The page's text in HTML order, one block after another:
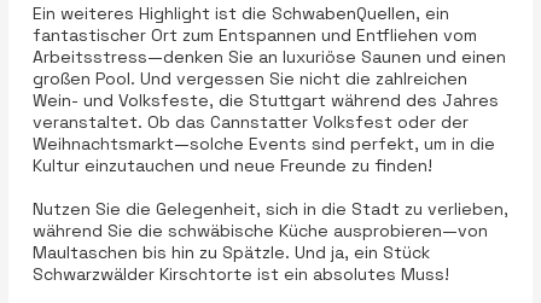
Ein weiteres Highlight ist die SchwabenQuellen, ein
fantastischer Ort zum Entspannen und Entfliehen vom
Arbeitsstress—denken Sie an luxuriöse Saunen und einen
großen Pool. Und vergessen Sie nicht die zahlreichen
Wein- und Volksfeste, die Stuttgart während des Jahres
veranstaltet. Ob das Cannstatter Volksfest oder der
Weihnachtsmarkt—solche Events sind perfekt, um in die
Kultur einzutauchen und neue Freunde zu finden!
Nutzen Sie die Gelegenheit, sich in die Stadt zu verlieben,
während Sie die schwäbische Küche ausprobieren—von
Maultaschen bis hin zu Spätzle. Und ja, ein Stück
Schwarzwälder Kirschtorte ist ein absolutes Muss!